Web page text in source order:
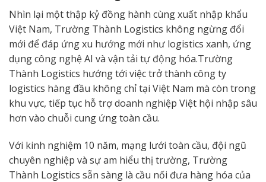
Nhìn lại một thập kỷ đồng hành cùng xuất nhập khẩu
Việt Nam, Trường Thành Logistics không ngừng đổi
mới để đáp ứng xu hướng mới như logistics xanh, ứng
dụng công nghệ AI và vận tải tự động hóa.Trường
Thành Logistics hướng tới việc trở thành công ty
logistics hàng đầu không chỉ tại Việt Nam mà còn trong
khu vực, tiếp tục hỗ trợ doanh nghiệp Việt hội nhập sâu
hơn vào chuỗi cung ứng toàn cầu.
Với kinh nghiệm 10 năm, mạng lưới toàn cầu, đội ngũ
chuyên nghiệp và sự am hiểu thị trường, Trường
Thành Logistics sẵn sàng là cầu nối đưa hàng hóa của